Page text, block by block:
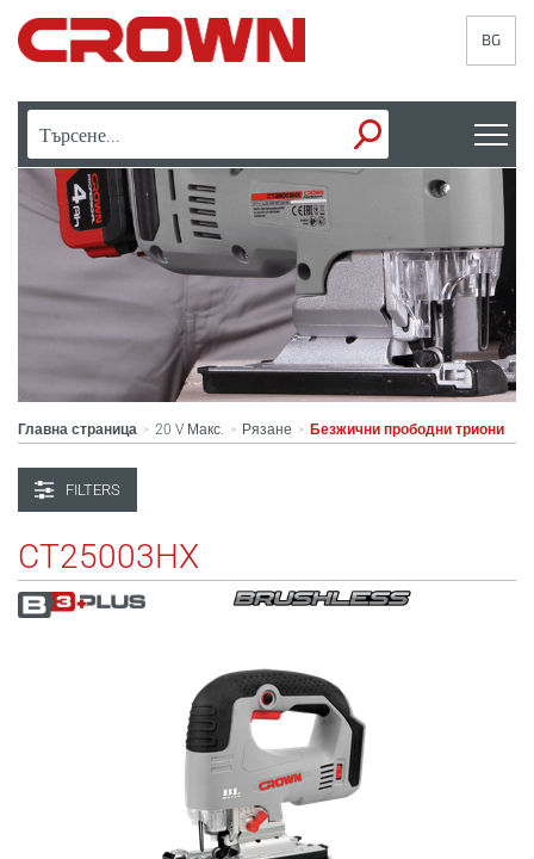
BG
Главна страница > 20 V Макс. > Рязане > Безжични прободни триони
FILTERS
CT25003HX